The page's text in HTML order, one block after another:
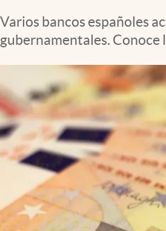
Varios bancos españoles
gubernamentales. Conoce